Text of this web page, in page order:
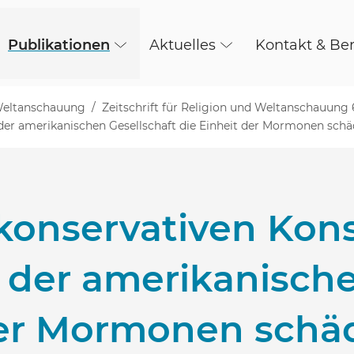
Publikationen
Aktuelles Kontakt &
Zeitschrift für Religion und Weltanschauung
amerikanischen Gesellschaft die Einheit der Mormonen
Mormonen